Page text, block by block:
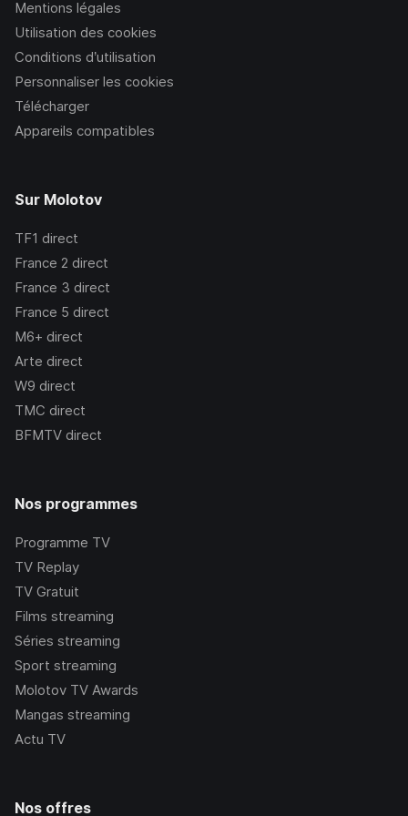
Mentions légales
Utilisation des cookies
Conditions d’utilisation
Personnaliser les cookies
Télécharger
Appareils compatibles
Sur Molotov
TF1 direct
France 2 direct
France 3 direct
France 5 direct
M6+ direct
Arte direct
W9 direct
TMC direct
BFMTV direct
Nos programmes
Programme TV
TV Replay
TV Gratuit
Films streaming
Séries streaming
Sport streaming
Molotov TV Awards
Mangas streaming
Actu TV
Nos offres